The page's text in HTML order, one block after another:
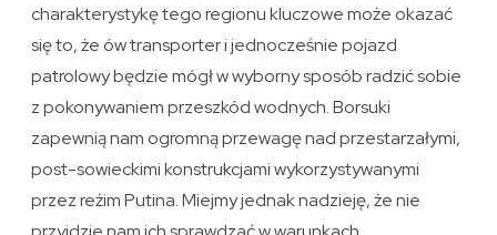
charakterystykę tego regionu kluczowe może okazać
się to, że ów transporter i jednocześnie pojazd
patrolowy będzie mógł w wyborny sposób radzić sobie
z pokonywaniem przeszkód wodnych. Borsuki
zapewnią nam ogromną przewagę nad przestarzałymi,
post-sowieckimi konstrukcjami wykorzystywanymi
przez reżim Putina. Miejmy jednak nadzieję, że nie